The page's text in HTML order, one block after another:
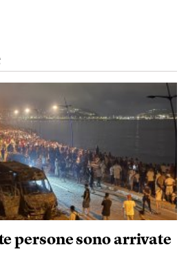
persone sono arrivate